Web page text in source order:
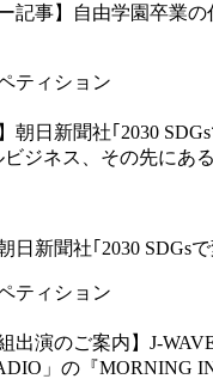
記事】自由学園卒業
ティション
日新聞社｢2030 SDGs
ティション